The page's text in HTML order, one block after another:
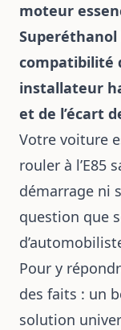
moteur
Superéthanol
compatibilité
installateur
et de l’écart
Votre voiture
rouler à l’E85
démarrage ni
question que
Pour y
des faits : un
solution